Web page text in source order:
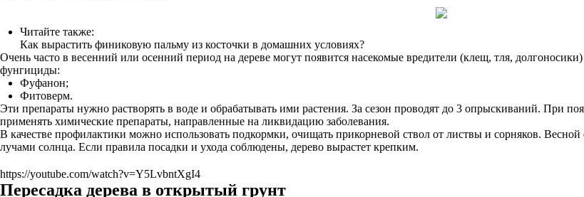
Читайте также:
Как вырастить финиковую пальму из косточки в домашних условиях?
Очень часто в весенний или осенний период на дереве могут появится насекомые вредители (клещ, тля,
фунгициды:
Фуфанон;
Фитоверм.
Эти препараты нужно растворять в воде и обрабатывать ими растения. За сезон проводят до 3 опрыскиваний. При
применять химические препараты, направленные на ликвидацию заболевания.
В качестве профилактики можно использовать подкормки, очищать прикорневой ствол от листвы и сорняков. Весной
лучами солнца. Если правила посадки и ухода соблюдены, дерево вырастет крепким.
https://youtube.com/watch?v=Y5LvbntXgI4
Пересадка дерева в открытый грунт